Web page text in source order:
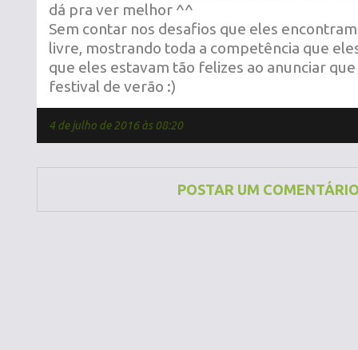
dá pra ver melhor ^^
Sem contar nos desafios que eles
livre, mostrando toda a competência que
que eles estavam tão felizes ao anunciar
festival de verão :)
4 de julho de 2016 às 08:20
POSTAR UM